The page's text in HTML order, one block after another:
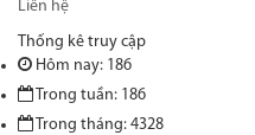
Liên hệ
Thống kê truy cập
Hôm nay: 186
Trong tuần: 186
Trong tháng: 4328